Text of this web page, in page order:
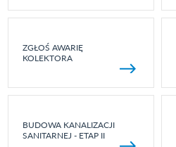
ZGŁOŚ AWARIĘ
KOLEKTORA
BUDOWA KANALIZACJI
SANITARNEJ - ETAP II